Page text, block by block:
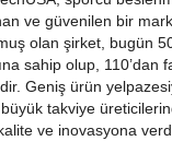
ve güvenilen bir
olan şirket, bugün
sahip olup, 110’dan
Geniş ürün
büyük takviye
ve inovasyona